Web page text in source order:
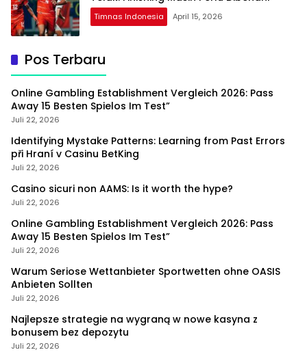
Timnas Indonesia April 15, 2026
Pos Terbaru
Online Gambling Establishment Vergleich 2026: Pass
Away 15 Besten Spielos Im Test”
Juli 22, 2026
Identifying Mystake Patterns: Learning from Past Errors
při Hraní v Casinu BetKing
Juli 22, 2026
Casino sicuri non AAMS: Is it worth the hype?
Juli 22, 2026
Online Gambling Establishment Vergleich 2026: Pass
Away 15 Besten Spielos Im Test”
Juli 22, 2026
Warum Seriose Wettanbieter Sportwetten ohne OASIS
Anbieten Sollten
Juli 22, 2026
Najlepsze strategie na wygraną w nowe kasyna z
bonusem bez depozytu
Juli 22, 2026